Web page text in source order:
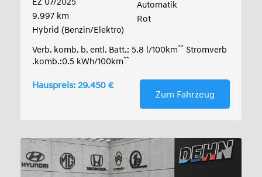
9.997 km
Hybrid (Benzin/Elektro)
Automatik
Rot
Verb. komb. b. entl. Batt.: 5.8 l/100km** Stromverb
.komb.:0.5 kWh/100km**
Hauspreis: 29.450 €
Zum Fahrzeug